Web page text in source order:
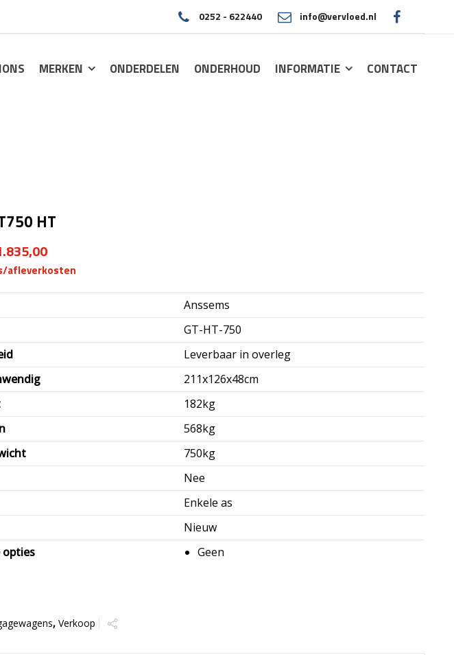
0252 - 622440 info@vervloed.nl
MERKEN ONDERDELEN ONDERHOUD INFORMATIE CONTACT
HT
Anssems
GT-HT-750
Leverbaar in overleg
211x126x48cm
182kg
568kg
750kg
Nee
Enkele as
Nieuw
opties
Geen
,Verkoop